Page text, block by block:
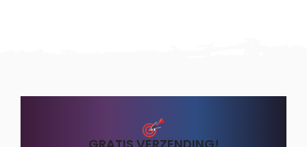
GRATIS VERZENDING!